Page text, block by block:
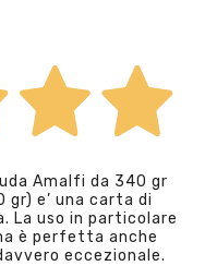
Amalfi da 340 gr
gr) e’ una carta di
La uso in particolare
è perfetta anche
eccezionale.